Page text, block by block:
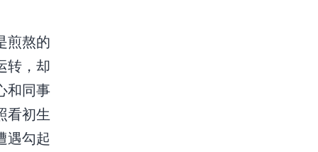
煎熬的
转，却
和同事
看初生
遇勾起